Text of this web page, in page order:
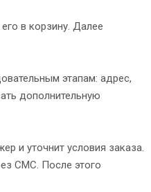
в корзину. Далее
этапам: адрес,
дополнительную
и уточнит условия заказа.
СМС. После этого